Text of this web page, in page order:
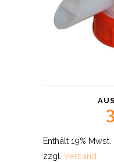
Enthält 19% Mwst.
zzgl. Versand